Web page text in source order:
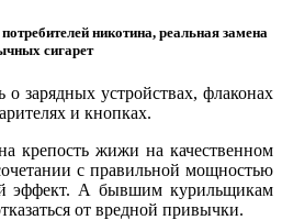
никотина, реальная замена
сигарет
зарядных устройствах, флаконах
и кнопках.
крепость жижи на качественном
с правильной мощностью
эффект. А бывшим курильщикам
от вредной привычки.